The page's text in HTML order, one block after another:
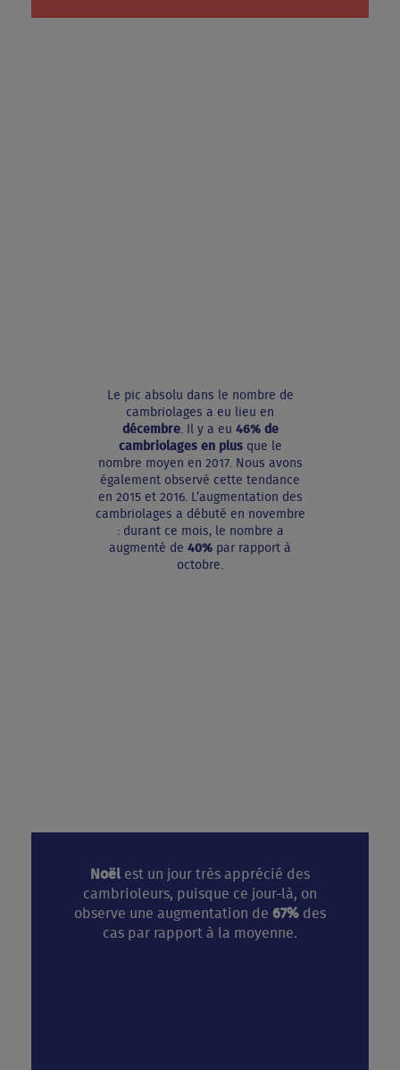
Le pic absolu dans le nombre de
cambriolages a eu lieu en
décembre. Il y a eu 46% de
cambriolages en plusque le
nombre moyen en 2017. Nous avons
également observé cette tendance
en 2015 et 2016. L’augmentation des
cambriolages a débuté en novembre
: durant ce mois, le nombre a
augmenté de 40% par rapport à
octobre.
Noël est un jour très apprécié des
cambrioleurs, puisque ce jour-là, on
observe une augmentation de 67% des
cas par rapport à la moyenne.